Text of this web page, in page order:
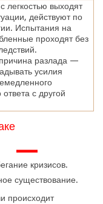
легкостью выходят
действуют по
Испытания на
проходят без
разлада —
усилия
с другой
—
кризисов.
существование.
происходит